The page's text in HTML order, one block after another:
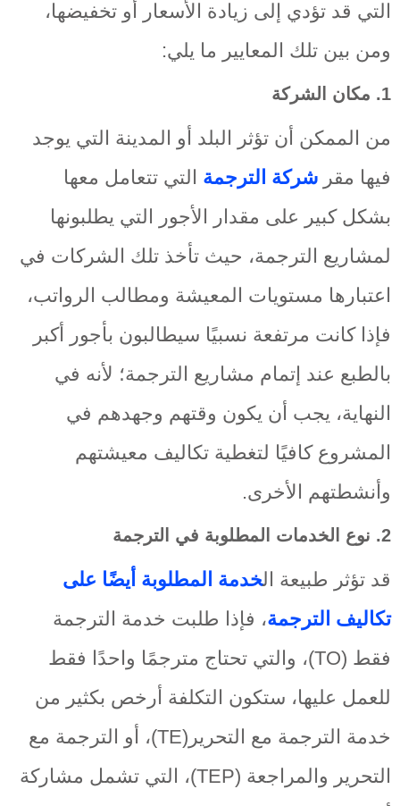
التي قد تؤدي إلى زيادة الأسعار أو تخفيضها،
ومن بين تلك المعايير ما يلي:
1. مكان الشركة
من الممكن أن تؤثر البلد أو المدينة التي يوجد
فيها مقر شركة الترجمةالتي تتعامل معها
بشكل كبير على مقدار الأجور التي يطلبونها
لمشاريع الترجمة، حيث تأخذ تلك الشركات في
اعتبارها مستويات المعيشة ومطالب الرواتب،
فإذا كانت مرتفعة نسبيًا سيطالبون بأجور أكبر
بالطبع عند إتمام مشاريع الترجمة؛ لأنه في
النهاية، يجب أن يكون وقتهم وجهدهم في
المشروع كافيًا لتغطية تكاليف معيشتهم
وأنشطتهم الأخرى.
2. نوع الخدمات المطلوبة في الترجمة
قد تؤثر طبيعة ال خدمة المطلوبة أيضًا على
تكاليف الترجمة، فإذا طلبت خدمة الترجمة
فقط (TO)، والتي تحتاج مترجمًا واحدًا فقط
للعمل عليها، ستكون التكلفة أرخص بكثير من
خدمة الترجمة مع التحرير(TE)، أو الترجمة مع
التحرير والمراجعة (TEP)، التي تشمل مشاركة